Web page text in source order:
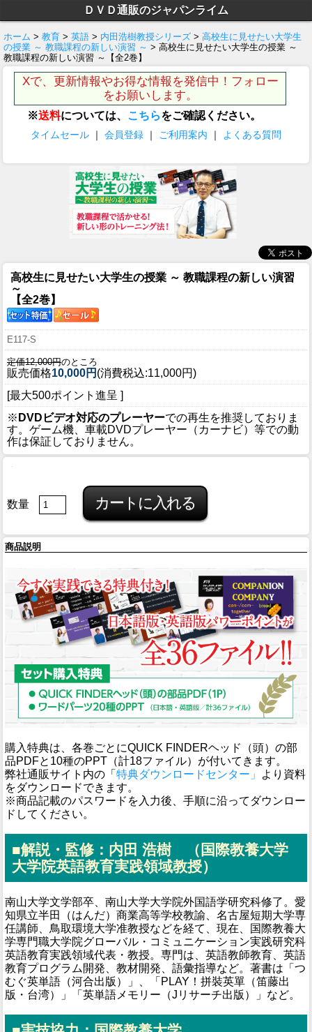
ＤＶＤ通販のジャパンライム
ホーム > 教育 > 英語 > 内田浩樹教授シリーズ > 高校生に見せたい大学生
の授業 ～ 教職課程の新しい演習 ～ > 高校生に見せたい大学生の授業 ～
教職課程の新しい演習 ～【全2巻】
Xで、更新情報やお得な情報を発信中！フォロー
をお願いします。
※送料については、 こちらをご確認ください。
タイムセール ｜ 会員登録 ｜ ご利用案内 ｜ よくある質問
高校生に見せたい大学生の授業 ～ 教職課程の新しい演習
～
【全2巻】
E117-S
定価12,000円のところ
販売価格10,000円 (消費税込:11,000円)
[最大500ポイント進呈 ]
※ DVDビデオ対応のプレーヤーでの再生を推奨しておりま
す。ゲーム機、車載DVDプレーヤー（カーナビ）等での動
作は保証しておりません。
数量
商品説明
購入特典は、各巻ごとにQUICK FINDERヘッド（頭）の部
品PDFと10種のPPT（計18ファイル）が付いてきます。
弊社通販サイト内の「 特典ダウンロードセンター」
より資料
をダウンロードできます。
※商品記載のパスワードを入力後、手順に沿ってダウンロー
ドしてください。
■解説・監修：内田 浩樹 （国際教養大学
大学院英語教育実践領域教授）
南山大学文学部卒、南山大学大学院外国語学研究科修了。愛
知県立半田（はんだ）商業高等学校教諭、名古屋短期大学専
任講師、鳥取環境大学准教授などを経て、現在、国際教養大
学専門職大学院グローバル・コミュニケーション実践研究科
英語教育実践領域代表・教授。専門は、英語教師教育、英語
教育プログラム開発、教材開発、語彙指導など。著書は「つ
むぐ英単語（河合出版）」、「PLAY！拼裝英單（笛藤出
版・台湾）」「英単語メモリー（Jリサーチ出版）」など。